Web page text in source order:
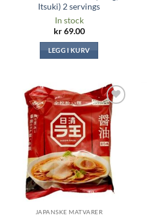
Itsuki) 2 servings
In stock
kr69.00
LEGG I KURV
Legg til i
ønskeliste
JAPANSKE MATVARER